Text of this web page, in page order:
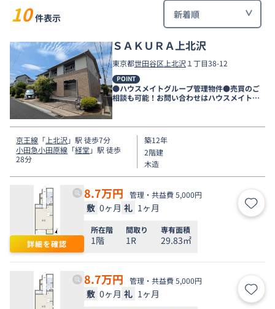
10 件表示
ＳＡＫＵＲＡ上北沢
東京都世田谷区 上北沢 １丁目38-12
POINT
●ハウスメイトグループ管理物件●売買のご
相談も可能！お問い合わせはハウスメイトシ
ョップ下北沢店まで●
京王線 「 上北沢 」駅 徒歩7分
小田急小田原線 「経堂」駅 徒歩
28分
築12年
2階建
木造
詳細を確認
8.7万円 管理・共益費 5,000円
敷 0ヶ月 礼 1ヶ月 お気
所在階
1階
間取り
1R
専有面積
29.83㎡
8.7万円 管理・共益費 5,000円
敷 0ヶ月 礼 1ヶ月 お気